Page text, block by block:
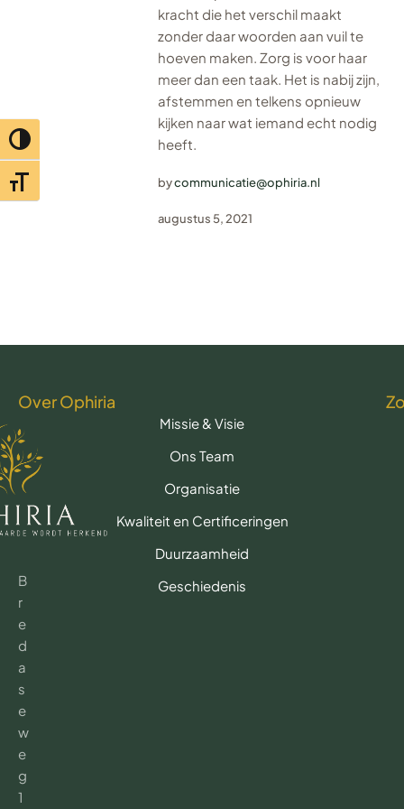
Toggle hoog contrast
Toggle lettertypegrootte
kracht die het verschil maakt
zonder daar woorden aan vuil te
hoeven maken. Zorg is voor haar
meer dan een taak. Het is nabij zijn,
afstemmen en telkens opnieuw
kijken naar wat iemand echt nodig
heeft.
bycommunicatie@ophiria.nl
augustus 5, 2021
B
r
e
d
a
s
e
w
e
g
1
Over Ophiria
Missie & Visie
Ons Team
Organisatie
Kwaliteit en Certificeringen
Duurzaamheid
Geschiedenis